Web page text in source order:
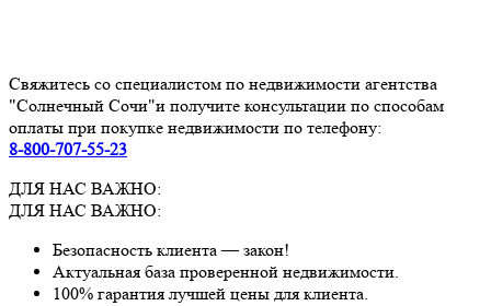
Свяжитесь со специалистом по недвижимости агентства
"Солнечный Сочи"и получите консультации по способам
оплаты при покупке недвижимости по телефону:
8-800-707-55-23
ДЛЯ НАС ВАЖНО:
ДЛЯ НАС ВАЖНО:
Безопасность клиента — закон!
Актуальная база проверенной недвижимости.
100% гарантия лучшей цены для клиента.